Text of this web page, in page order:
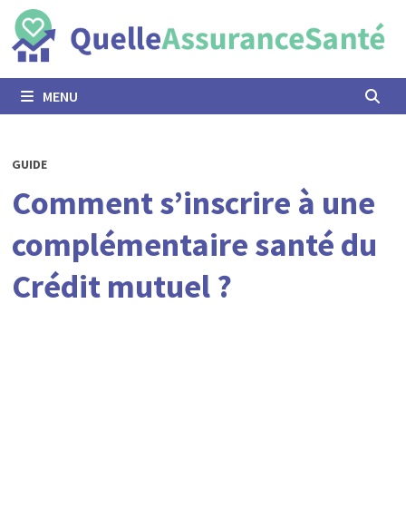
Passer
au
contenu
MENU
GUIDE
Comment s’inscrire à une
complémentaire santé du
Crédit mutuel ?